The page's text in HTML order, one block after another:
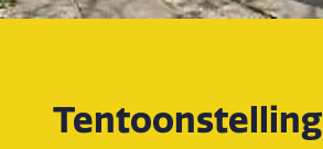
Tentoonstelling